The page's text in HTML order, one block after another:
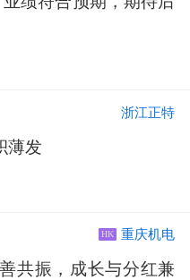
浙江正特
薄发
HK 重庆机电
共振，成长与分红兼